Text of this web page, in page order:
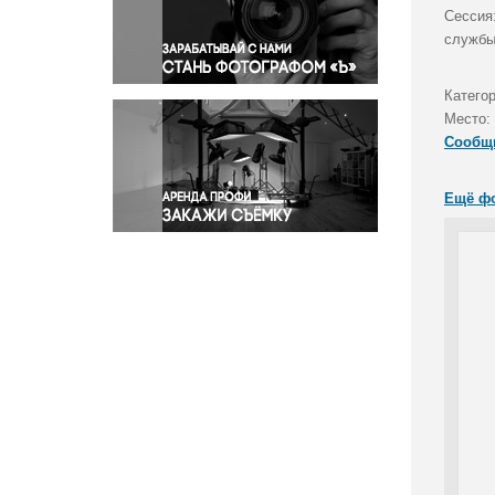
Правосудие
Происшествия и конфликты
Религия
Светская жизнь
Спорт
Экология
Экономика и бизнес
Место:
Ещё